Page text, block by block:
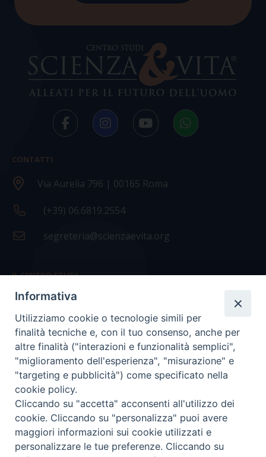
CONTATTI
Via Aurelia 796 | 00165 Roma
(+39) 06.6819.2554
segreteria@scienzaevita.org
IL CENTRO STUDI
La nostra storia
Statuto
Presidenza e ufficio presidenza
Consiglio scientifico
Coordinamento nazionale
Informativa
Utilizziamo cookie o tecnologie simili per
finalità tecniche e, con il tuo consenso, anche per
altre finalità ("interazioni e funzionalità semplici",
"miglioramento dell'esperienza", "misurazione" e
"targeting e pubblicità") come specificato nella
cookie policy.
Cliccando su "accetta" acconsenti all'utilizzo dei
cookie. Cliccando su "personalizza" puoi avere
maggiori informazioni sui cookie utilizzati e
personalizzare le tue preferenze. Cliccando su